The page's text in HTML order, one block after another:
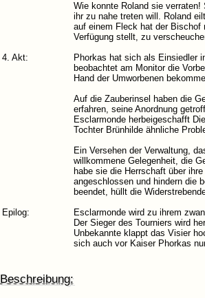
Wie konnte Roland sie
ihr zu nahe treten will. Roland
auf einem Fleck hat der Bischof
Verfügung stellt, zu
4. Akt:
Phorkas hat sich als Einsiedler
beobachtet am Monitor die
Hand der Umworbenen
Auf die Zauberinsel haben die
erfahren, seine Anordnung
Esclarmonde herbeigeschafft
Tochter Brünhilde ähnliche
Ein Versehen der Verwaltung,
willkommene Gelegenheit, die
habe sie die Herrschaft über
angeschlossen und hindern die
beendet, hüllt die
Epilog:
Esclarmonde wird zu ihrem
Der Sieger des Tourniers wird
Unbekannte klappt das Visier
sich auch vor Kaiser Phorkas
Beschreibung: